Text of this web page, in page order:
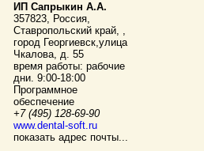
ИП Сапрыкин А.А.
357823, Россия,
Ставропольский край, ,
город Георгиевск,улица
Чкалова, д. 55
время работы: рабочие
дни. 9:00-18:00
Программное
обеспечение
+7 (495) 128-69-90
www.dental-soft.ru
показать адрес почты...